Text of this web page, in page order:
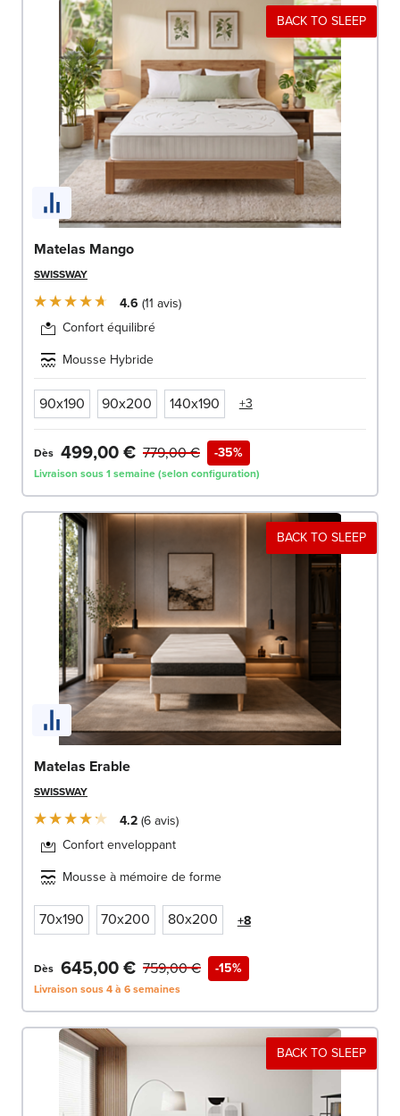
BACK TO SLEEP
Matelas Mango
SWISSWAY
4.6 11 avis
Confort équilibré
Mousse Hybride
90x190 90x200 140x190 +3
Dès 499,00 € -35%
779,00 €
Livraison sous 1 semaine (selon configuration)
BACK TO SLEEP
Matelas Erable
SWISSWAY
4.2 6avis
Confort enveloppant
Mousse à mémoire de forme
70x190 70x200 80x200 +8
Dès 645,00 € -15%
759,00 €
Livraison sous 4 à 6 semaines
BACK TO SLEEP